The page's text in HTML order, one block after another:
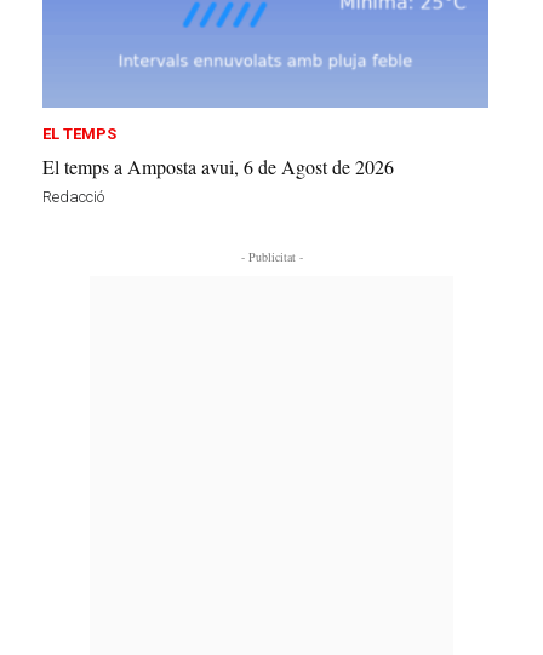
EL TEMPS
El temps a Amposta avui, 6 de Agost de 2026
Redacció
- Publicitat -